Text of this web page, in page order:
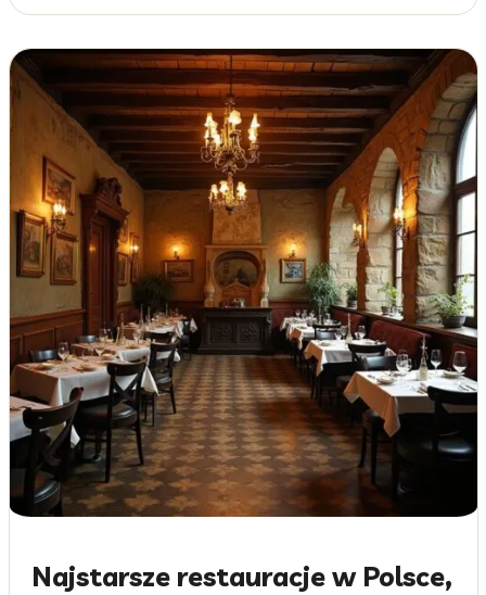
Najstarsze restauracje w Polsce,